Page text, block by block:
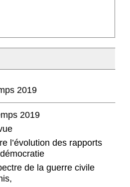
2019
2019
l’évolution des rapports
de la guerre civile